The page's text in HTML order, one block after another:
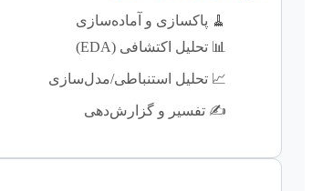
🧹 پاکسازی و آماده‌سازی
📊 تحلیل اکتشافی (EDA)
📈 تحلیل استنباطی/مدل‌سازی
✍️ تفسیر و گزارش‌دهی